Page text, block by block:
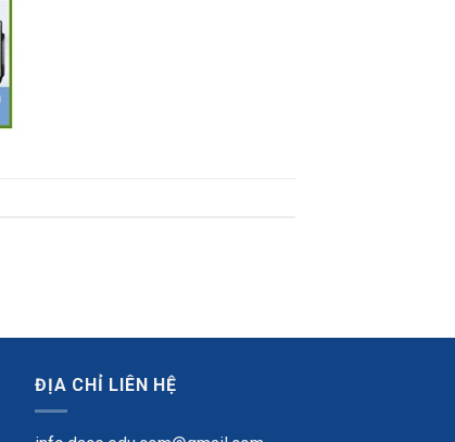
ĐỊA CHỈ LIÊN HỆ